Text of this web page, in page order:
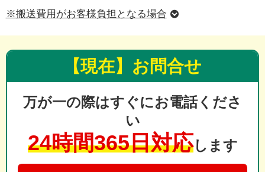
※搬送費用がお客様負担となる場合
【現在】お問合せ
万が一の際はすぐにお電話くださ
い
24時間365日対応します